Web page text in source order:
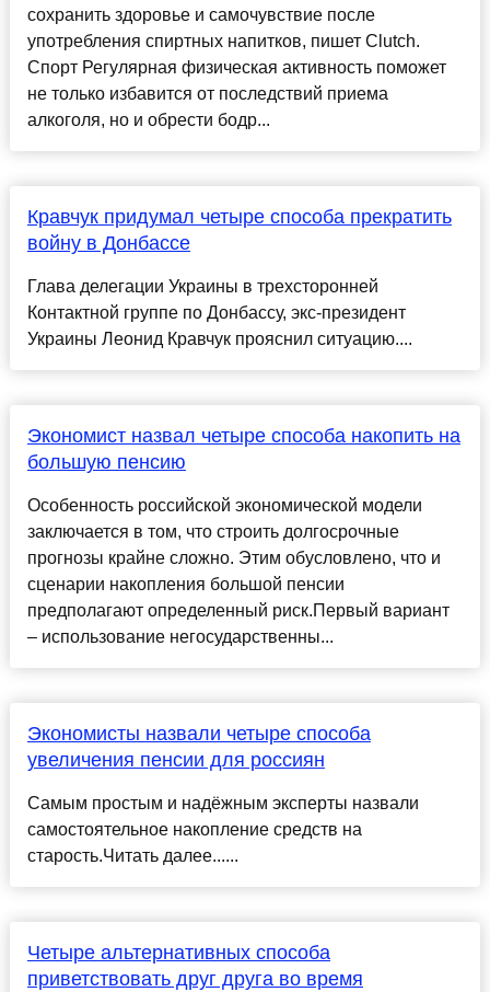
сохранить здоровье и самочувствие после
употребления спиртных напитков, пишет Clutch.
Спорт Регулярная физическая активность поможет
не только избавится от последствий приема
алкоголя, но и обрести бодр...
Кравчук придумал четыре способа прекратить
войну в Донбассе
Глава делегации Украины в трехсторонней
Контактной группе по Донбассу, экс-президент
Украины Леонид Кравчук прояснил ситуацию....
Экономист назвал четыре способа накопить на
большую пенсию
Особенность российской экономической модели
заключается в том, что строить долгосрочные
прогнозы крайне сложно. Этим обусловлено, что и
сценарии накопления большой пенсии
предполагают определенный риск.Первый вариант
– использование негосударственны...
Экономисты назвали четыре способа
увеличения пенсии для россиян
Самым простым и надёжным эксперты назвали
самостоятельное накопление средств на
старость.Читать далее......
Четыре альтернативных способа
приветствовать друг друга во время